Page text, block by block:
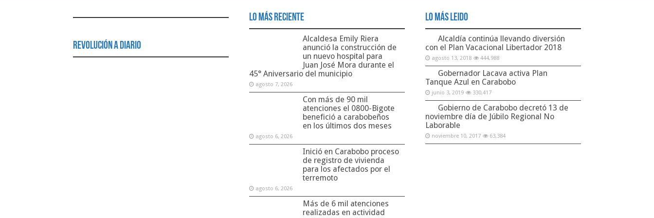
Revolución a Diario
Lo Más Reciente
Alcaldesa Emily Riera
anunció la construcción de
un nuevo hospital para
Juan José Mora durante el
45° Aniversario del municipio
agosto 7, 2026
Con más de 90 mil
atenciones el 0800-Bigote
benefició a carabobeños
en los últimos dos meses
agosto 6, 2026
Inició en Carabobo proceso
de registro de vivienda
para los afectados por el
terremoto
agosto 6, 2026
Más de 6 mil atenciones
realizadas en actividad
Lo Más Leido
Alcaldía continúa llevando diversión
con el Plan Vacacional Libertador 2018
agosto 13, 2018 444,988
Gobernador Lacava activa Plan
Tanque Azul en Carabobo
junio 3, 2019 330,417
Gobierno de Carabobo decretó 13 de
noviembre día de Júbilo Regional No
Laborable
noviembre 10, 2017 63,384